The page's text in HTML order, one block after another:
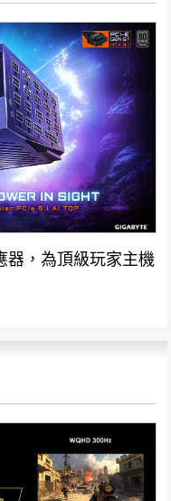
器，為頂級玩家主機